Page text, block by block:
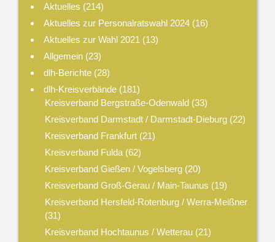
Aktuelles (214)
Aktuelles zur Personalratswahl 2024 (16)
Aktuelles zur Wahl 2021 (13)
Allgemein (23)
dlh-Berichte (28)
dlh-Kreisverbände (181)
Kreisverband Bergstraße-Odenwald(33)
Kreisverband Darmstadt / Darmstadt-Dieburg(22)
Kreisverband Frankfurt(21)
Kreisverband Fulda(62)
Kreisverband Gießen / Vogelsberg(20)
Kreisverband Groß-Gerau / Main-Taunus (19)
Kreisverband Hersfeld-Rotenburg / Werra-Meißner
(31)
Kreisverband Hochtaunus / Wetterau(21)